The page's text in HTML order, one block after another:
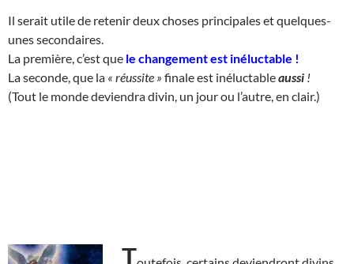
Il serait utile de retenir deux choses principales et quelques-
unes secondaires.
La première, c’est que le changement est inéluctable !
La seconde, que la « réussite » finale est inéluctableaussi !
(Tout le monde deviendra divin, un jour ou l’autre, en clair.)
T